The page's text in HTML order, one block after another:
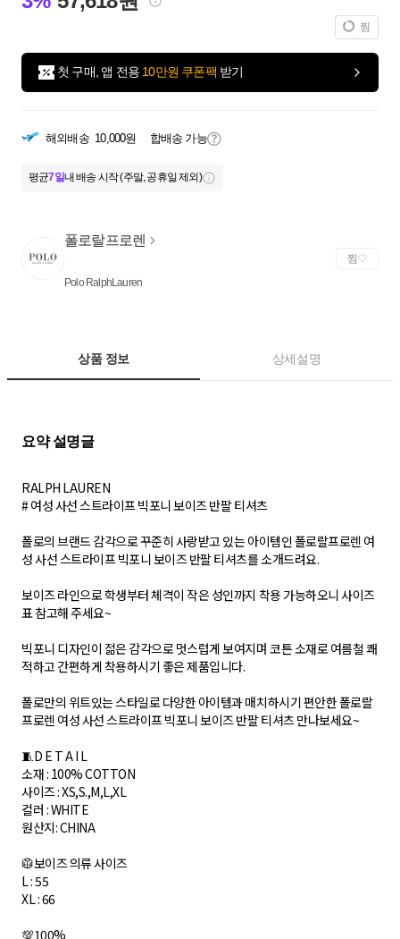
찜
첫 구매, 앱 전용 10만원 쿠폰팩 받기
해외배송 10,000원 합배송 가능
평균7일내 배송 시작 (주말, 공휴일 제외)
폴로랄프로렌
Polo RalphLauren
찜
상품 정보 상세설명
요약 설명글
RALPH LAUREN
# 여성 사선 스트라이프 빅포니 보이즈 반팔 티셔츠
폴로의 브랜드 감각으로 꾸준히 사랑받고 있는 아이템인 폴로랄프로렌 여
성 사선 스트라이프 빅포니 보이즈 반팔 티셔츠를 소개드려요.
보이즈 라인으로 학생부터 체격이 작은 성인까지 착용 가능하오니 사이즈
표 참고해 주세요~
빅포니 디자인이 젊은 감각으로 멋스럽게 보여지며 코튼 소재로 여름철 쾌
적하고 간편하게 착용하시기 좋은 제품입니다.
폴로만의 위트있는 스타일로 다양한 아이템과 매치하시기 편안한 폴로랄
프로렌 여성 사선 스트라이프 빅포니 보이즈 반팔 티셔츠 만나보세요~
🧵D E T A I L
소재 : 100% COTTON
사이즈 : XS,S.,M,L,XL
컬러 : WHITE
원산지: CHINA
🥼보이즈 의류 사이즈
L : 55
XL : 66
💯100%